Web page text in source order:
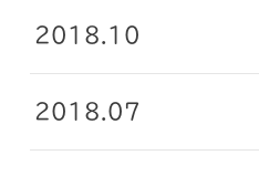
2018.10
2018.07